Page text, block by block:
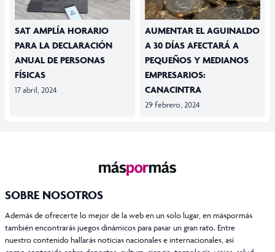
SAT AMPLÍA HORARIO
PARA LA DECLARACIÓN
ANUAL DE PERSONAS
FÍSICAS
17 abril, 2024
AUMENTAR EL AGUINALDO
A 30 DÍAS AFECTARÁ A
PEQUEÑOS Y MEDIANOS
EMPRESARIOS:
CANACINTRA
29 febrero, 2024
SOBRE NOSOTROS
Además de ofrecerte lo mejor de la web en un solo lugar, en máspormás
también encontrarás juegos dinámicos para pasar un gran rato. Entre
nuestro contenido hallarás noticias nacionales e internacionales, así